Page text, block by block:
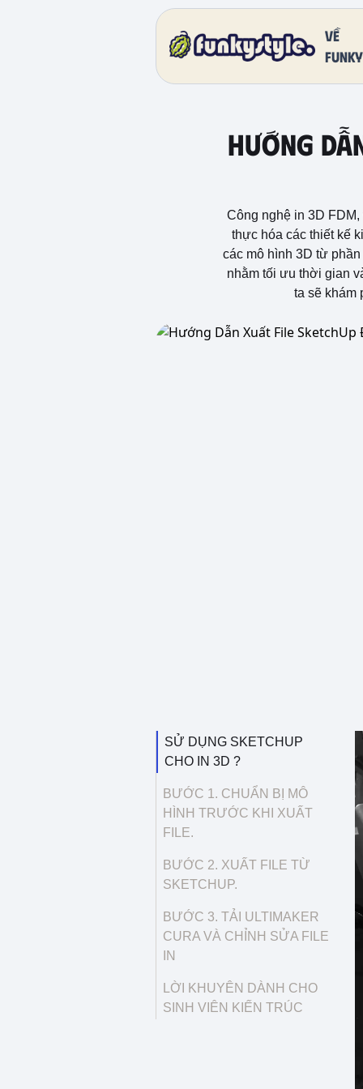
Về
funky
Hướng
Công nghệ in 3D
thực hóa các thiết kế
các mô hình 3D từ
nhằm tối ưu thời gian
ta sẽ khám
SỬ DỤNG SKETCHUP
CHO IN 3D ?
BƯỚC 1. CHUẨN BỊ MÔ
HÌNH TRƯỚC KHI XUẤT
FILE.
BƯỚC 2. XUẤT FILE TỪ
SKETCHUP.
BƯỚC 3. TẢI ULTIMAKER
CURA VÀ CHỈNH SỬA FILE
IN
LỜI KHUYÊN DÀNH CHO
SINH VIÊN KIẾN TRÚC